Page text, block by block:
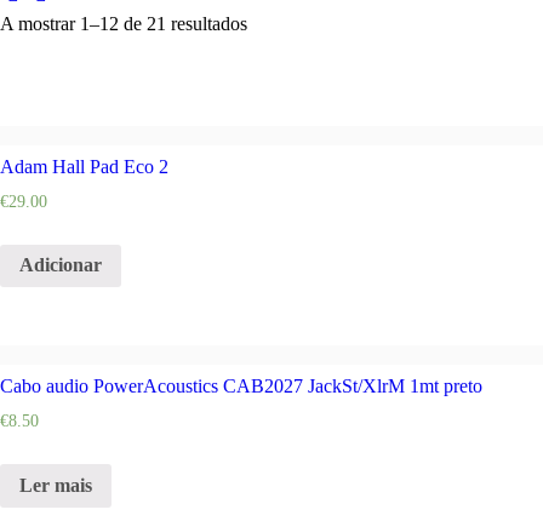
A mostrar 1–12 de 21 resultados
Adam Hall Pad Eco 2
€29.00
Adicionar
Cabo audio PowerAcoustics CAB2027 JackSt/XlrM 1mt preto
€8.50
Ler mais